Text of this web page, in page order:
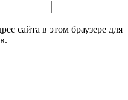
сайта в этом браузере для